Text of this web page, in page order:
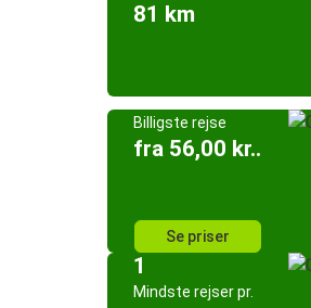
81 km
Billigste rejse
fra 56,00 kr..
Se priser
1
Mindste rejser pr.